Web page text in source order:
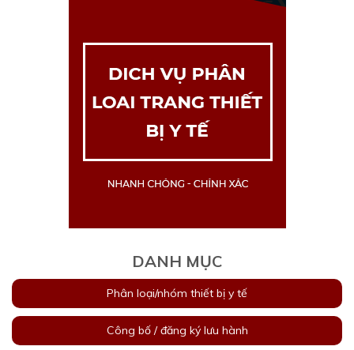
DANH MỤC
Phân loại/nhóm thiết bị y tế
Công bố / đăng ký lưu hành